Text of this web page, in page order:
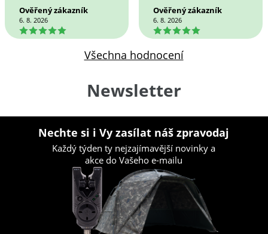
Ověřený zákazník
6. 8. 2026
5
Ověřený zákazník
6. 8. 2026
5
Všechna hodnocení
Newsletter
Nechte si i Vy zasílat náš zpravodaj
Každý týden ty nejzajímavější novinky a
akce do Vašeho e-mailu